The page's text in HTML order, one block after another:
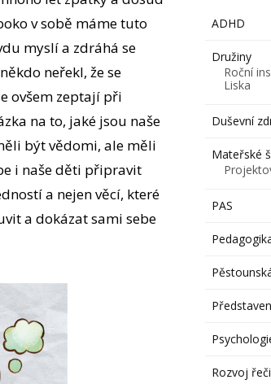
v sobě máme tuto
myslí a zdráhá se
neřekl, že se
ovšem zeptají při
na to, jaké jsou naše
být vědomi, ale měli
i naše děti připravit
a nejen věcí, které
a dokázat sami sebe
ADHD
Družiny
Roční
Liska
Duševní
Mateřské
PAS
Rozvoj řeči